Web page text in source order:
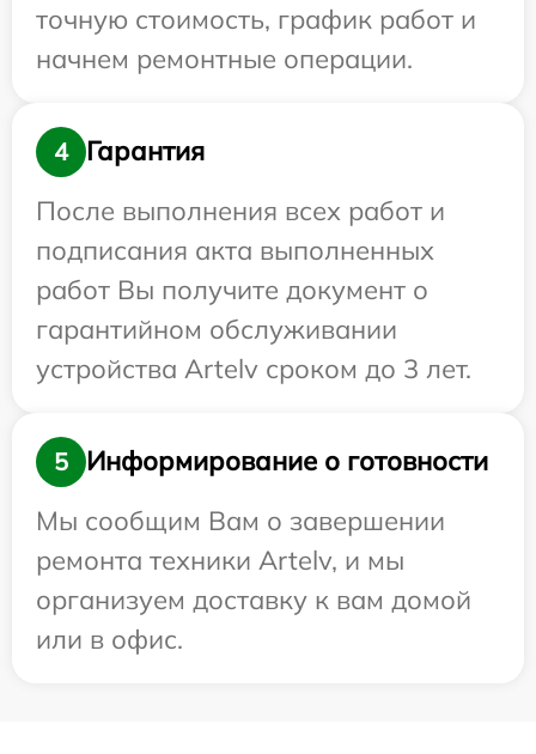
точную стоимость, график работ и
начнем ремонтные операции.
4
Гарантия
После выполнения всех работ и
подписания акта выполненных
работ Вы получите документ о
гарантийном обслуживании
устройства Artelv сроком до 3 лет.
5
Информирование о готовности
Мы сообщим Вам о завершении
ремонта техники Artelv, и мы
организуем доставку к вам домой
или в офис.